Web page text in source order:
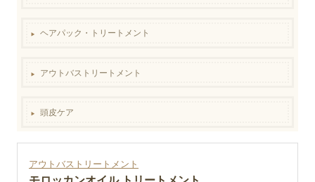
▶︎ ヘアパック・トリートメント
▶︎ アウトバストリートメント
▶︎ 頭皮ケア
アウトバストリートメント